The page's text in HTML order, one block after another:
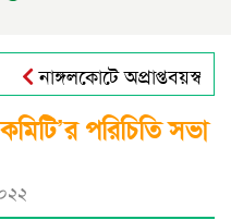
নাঙ্গলকোটে অপ্রাপ্তবয়স্ক
এন্টারপ্রেনরশিপ
পরিচিতি সভা